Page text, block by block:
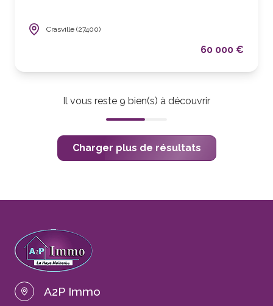
Crasville (27400)
60 000 €
Il vous reste 9 bien(s) à découvrir
Charger plus de résultats
A2P Immo